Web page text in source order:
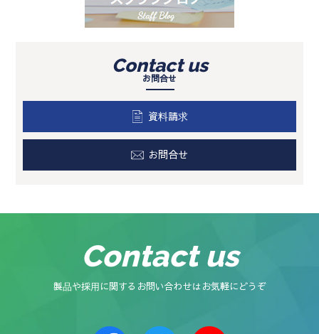
Contact us
お問合せ
資料請求
お問合せ
Contact us
製品や採用に関するお問い合わせはお気軽にどうぞ